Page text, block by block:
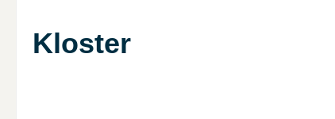
Kloster